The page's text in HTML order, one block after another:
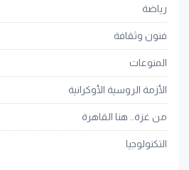
رياضة
فنون وثقافة
المنوعات
الأزمة الروسية الأوكرانية
من غزة.. هنا القاهرة
التكنولوجيا